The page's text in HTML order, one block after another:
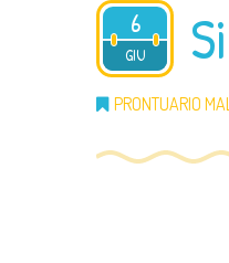
6
GIU
2012
PRONTUARIO